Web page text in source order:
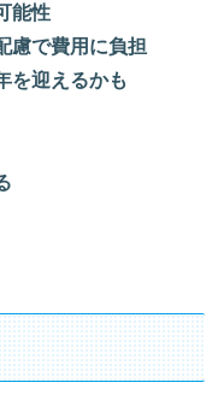
能性
慮で費用に負担
を迎えるかも